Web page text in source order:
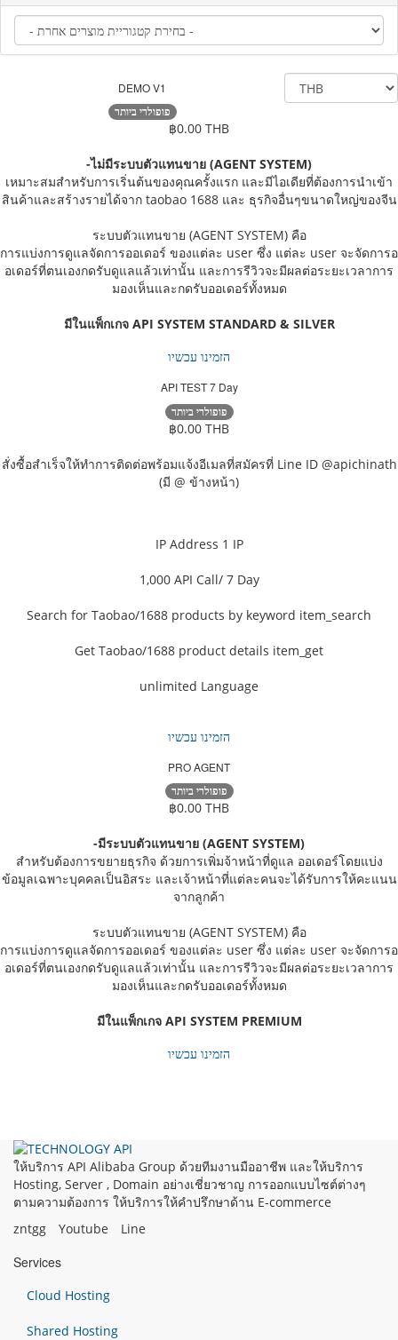
DEMO V1
פופולרי ביותר
฿0.00 THB
-ไม่มีระบบตัวแทนขาย (AGENT SYSTEM)
เหมาะสมสำหรับการเริ่นต้นของคุณครั้งแรก และมีไอเดียที่ต้องการนำเข้า
สินค้าและสร้างรายได้จาก taobao 1688 และ ธุรกิจอื่นๆขนาดใหญ่ของจีน
ระบบตัวแทนขาย (AGENT SYSTEM) คือ
การแบ่งการดูแลจัดการออเดอร์ ของแต่ละ user ซึ่ง แต่ละ user จะจัดการอ
อเดอร์ที่ตนเองกดรับดูแลแล้วเท่านั้น และการรีวิวจะมีผลต่อระยะเวลาการ
มองเห็นและกดรับออเดอร์ทั้งหมด
มีในแพ็กเกจ API SYSTEM STANDARD & SILVER
הזמינו עכשיו
API TEST 7 Day
פופולרי ביותר
฿0.00 THB
สั่งซื้อสำเร็จให้ทำการติดต่อพร้อมแจ้งอีเมลที่สมัครที่ Line ID @apichinath
(มี @ ข้างหน้า)
IP Address 1 IP
1,000API Call/ 7 Day
Search for Taobao/1688 products by keyword item_search
Get Taobao/1688 product details item_get
unlimited Language
הזמינו עכשיו
PRO AGENT
פופולרי ביותר
฿0.00 THB
-มีระบบตัวแทนขาย (AGENT SYSTEM)
สำหรับต้องการขยายธุรกิจ ด้วยการเพิ่มจ้าหน้าที่ดูแล ออเดอร์โดยแบ่ง
ข้อมูลเฉพาะบุคคลเป็นอิสระ และเจ้าหน้าที่แต่ละคนจะได้รับการให้คะแนน
จากลูกค้า
ระบบตัวแทนขาย (AGENT SYSTEM) คือ
การแบ่งการดูแลจัดการออเดอร์ ของแต่ละ user ซึ่ง แต่ละ user จะจัดการอ
อเดอร์ที่ตนเองกดรับดูแลแล้วเท่านั้น และการรีวิวจะมีผลต่อระยะเวลาการ
มองเห็นและกดรับออเดอร์ทั้งหมด
มีในแพ็กเกจ API SYSTEM PREMIUM
הזמינו עכשיו
ให้บริการ API Alibaba Group ด้วยทีมงานมืออาชีพ และให้บริการ
Hosting, Server , Domain อย่างเชี่ยวชาญ การออกแบบไซต์ต่างๆ
ตามความต้องการ ให้บริการให้คำปรึกษาด้าน E-commerce
zntgg
Youtube Line
Services
Cloud Hosting
Shared Hosting